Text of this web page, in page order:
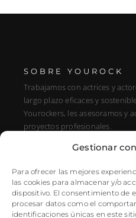
Gestionar
Para ofrecer las mejores
las cookies para almacenar y/o
dispositivo. El consentimiento de
procesar datos como el
identificaciones únicas en este
SOBRE YOUROCK
Trabajamos con actrices y
largo plazo eficaces y
Yourockers, les asesoramos y
proyectos profesionales.
DIRECCIÓN
SÍGUENOS
Instagram